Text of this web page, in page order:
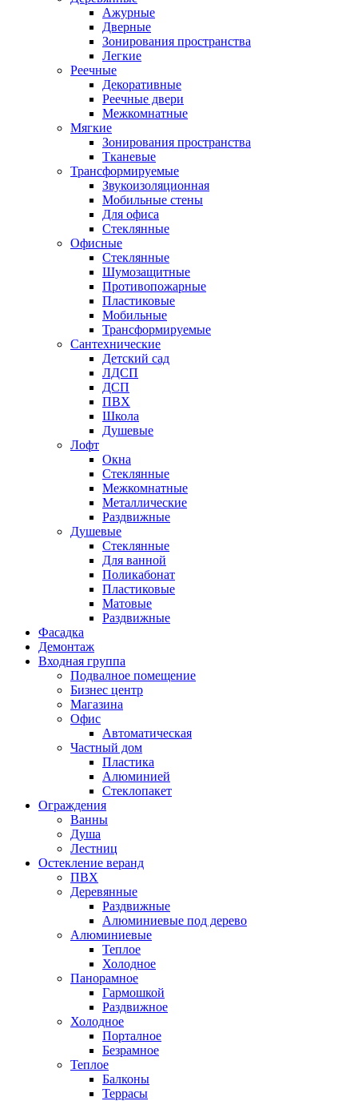
Ажурные
Дверные
Зонирования пространства
Легкие
Реечные
Декоративные
Реечные двери
Межкомнатные
Мягкие
Зонирования пространства
Тканевые
Трансформируемые
Звукоизоляционная
Мобильные стены
Для офиса
Стеклянные
Офисные
Стеклянные
Шумозащитные
Противопожарные
Пластиковые
Мобильные
Трансформируемые
Сантехнические
Детский сад
ЛДСП
ДСП
ПВХ
Школа
Душевые
Лофт
Окна
Стеклянные
Межкомнатные
Металлические
Раздвижные
Душевые
Стеклянные
Для ванной
Поликабонат
Пластиковые
Матовые
Раздвижные
Фасадка
Демонтаж
Входная группа
Подвалное помещение
Бизнес центр
Магазина
Офис
Автоматическая
Частный дом
Пластика
Алюминией
Стеклопакет
Ограждения
Ванны
Душа
Лестниц
Остекление веранд
ПВХ
Деревянные
Раздвижные
Алюминиевые под дерево
Алюминиевые
Теплое
Холодное
Панорамное
Гармошкой
Раздвижное
Холодное
Порталное
Безрамное
Теплое
Балконы
Террасы